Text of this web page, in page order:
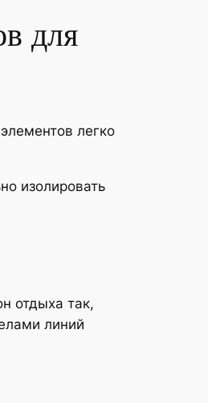
для
легко
изолировать
отдыха так,
линий